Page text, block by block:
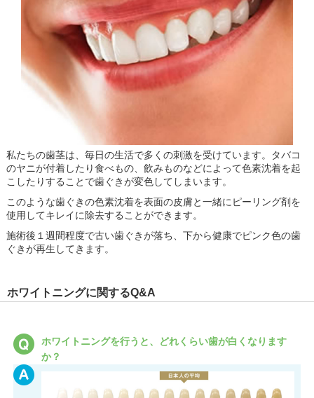
私たちの歯茎は、毎日の生活で多くの刺激を受けています。タバコ
のヤニが付着したり食べもの、飲みものなどによって色素沈着を起
こしたりすることで歯ぐきが変色してしまいます。
このような歯ぐきの色素沈着を表面の皮膚と一緒にピーリング剤を
使用してキレイに除去することができます。
施術後１週間程度で古い歯ぐきが落ち、下から健康でピンク色の歯
ぐきが再生してきます。
ホワイトニングに関するQ&A
ホワイトニングを行うと、どれくらい歯が白くなります
か？